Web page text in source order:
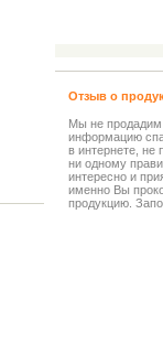
Отзыв о
Мы не
информацию
в интернете, не
ни одному
интересно и
именно Вы
продукцию.